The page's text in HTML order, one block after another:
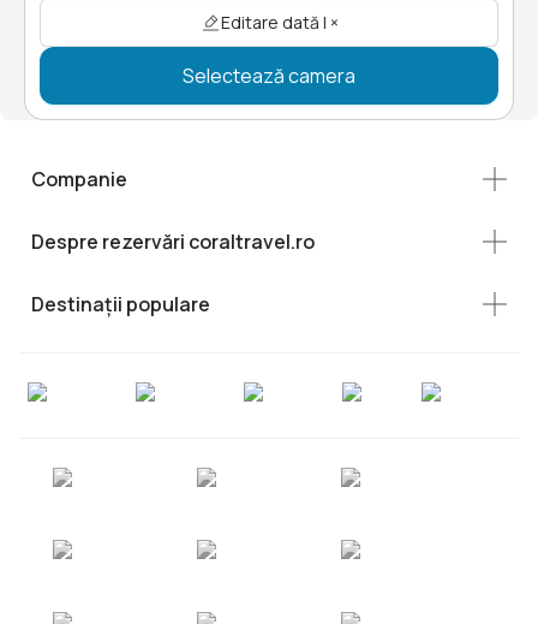
Editare dată | ×
Selectează camera
Companie
Despre rezervări coraltravel.ro
Destinații populare